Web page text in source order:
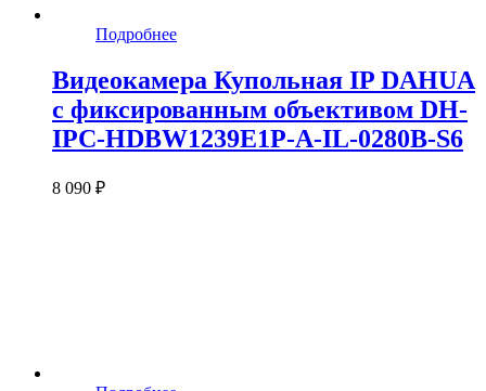
Подробнее
Видеокамера Купольная IP DAHUA
с фиксированным объективом DH-
IPC-HDBW1239E1P-A-IL-0280B-S6
8 090 ₽